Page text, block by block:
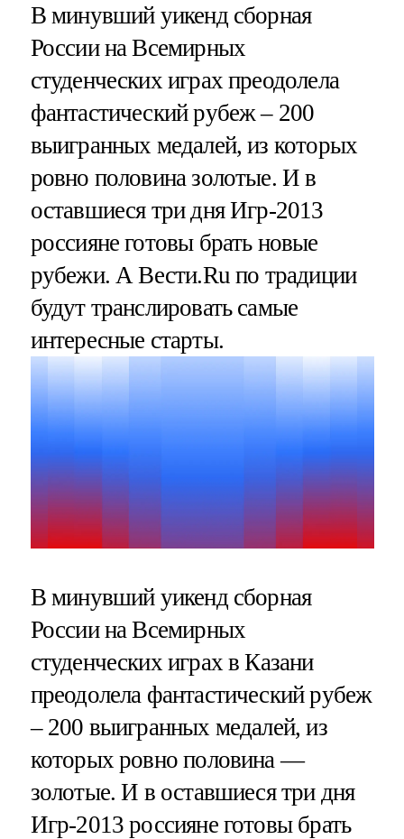
В минувший уикенд сборная
России на Всемирных
студенческих играх преодолела
фантастический рубеж – 200
выигранных медалей, из которых
ровно половина золотые. И в
оставшиеся три дня Игр-2013
россияне готовы брать новые
рубежи. А Вести.Ru по традиции
будут транслировать самые
интересные старты.
В минувший уикенд сборная
России на Всемирных
студенческих играх в Казани
преодолела фантастический рубеж
– 200 выигранных медалей, из
которых ровно половина —
золотые. И в оставшиеся три дня
Игр-2013 россияне готовы брать